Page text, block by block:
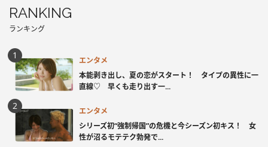
RANKING
ランキング
エンタメ
本能剥き出し、夏の恋がスタート！ タイプの異性に一
直線♡ 早くも走り出す一...
エンタメ
シリーズ初“強制帰国”の危機と今シーズン初キス！ 女
性が沼るモテテク勃発で...